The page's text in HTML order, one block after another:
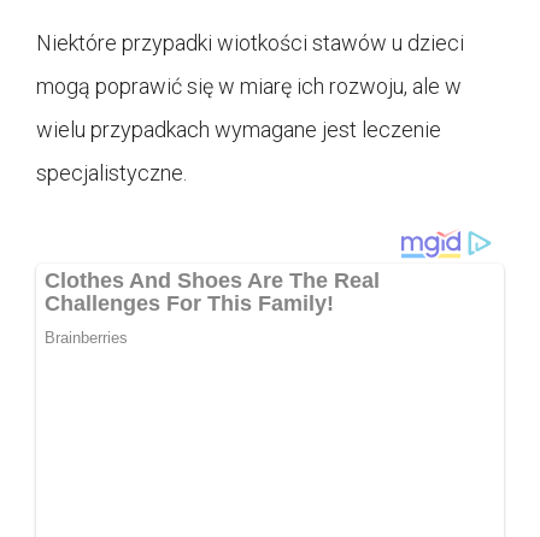
Niektóre przypadki wiotkości stawów u dzieci
mogą poprawić się w miarę ich rozwoju, ale w
wielu przypadkach wymagane jest leczenie
specjalistyczne.